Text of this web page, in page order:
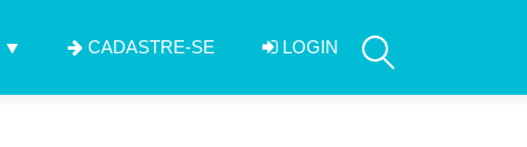
CADASTRE-SE LOGIN